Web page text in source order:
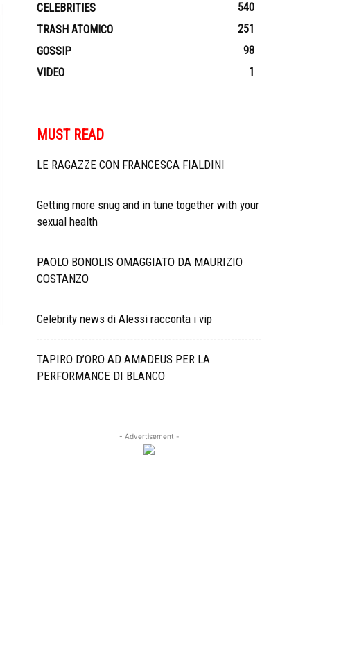
CELEBRITIES
540
TRASH ATOMICO
251
GOSSIP
98
VIDEO
1
MUST READ
LE RAGAZZE CON FRANCESCA FIALDINI
Getting more snug and in tune together with your
sexual health
PAOLO BONOLIS OMAGGIATO DA MAURIZIO
COSTANZO
Celebrity news di Alessi racconta i vip
TAPIRO D’ORO AD AMADEUS PER LA
PERFORMANCE DI BLANCO
- Advertisement -